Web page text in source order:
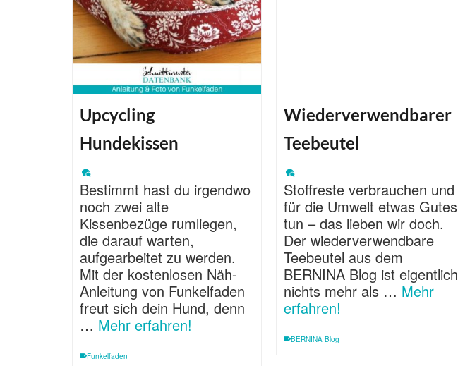
Upcycling
Hundekissen
Bestimmt hast du irgendwo
noch zwei alte
Kissenbezüge rumliegen,
die darauf warten,
aufgearbeitet zu werden.
Mit der kostenlosen Näh-
Anleitung von Funkelfaden
freut sich dein Hund, denn
… Mehr erfahren!
Funkelfaden
Wiederverwendbarer
Teebeutel
Stoffreste verbrauchen und
für die Umwelt etwas Gutes
tun – das lieben wir doch.
Der wiederverwendbare
Teebeutel aus dem
BERNINA Blog ist eigentlich
nichts mehr als … Mehr
erfahren!
BERNINA Blog